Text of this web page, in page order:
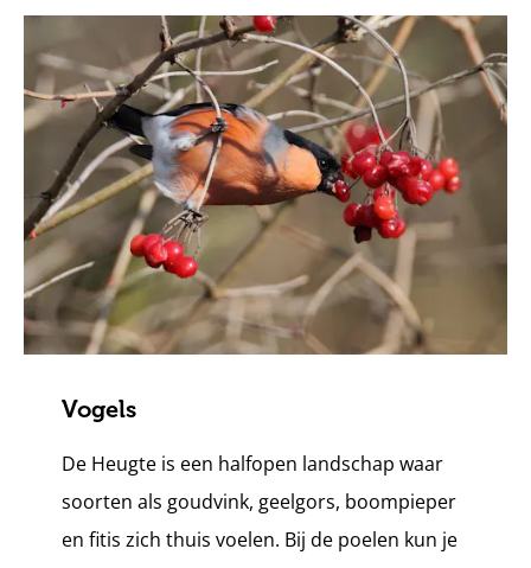
Vogels
De Heugte is een halfopen landschap waar
soorten als goudvink, geelgors, boompieper
en fitis zich thuis voelen. Bij de poelen kun je